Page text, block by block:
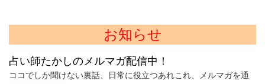
お知らせ
占い師たかしのメルマガ配信中！
ココでしか聞けない裏話、日常に役立つあれこれ、メルマガを通